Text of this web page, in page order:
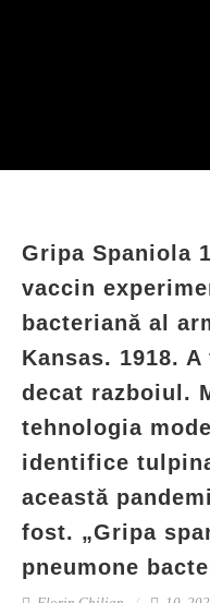
Gripa Spaniola
vaccin
bacteriană al
Kansas. 1918.
decat razboiul.
tehnologia
identifice
această
fost. „Gripa
pneumone